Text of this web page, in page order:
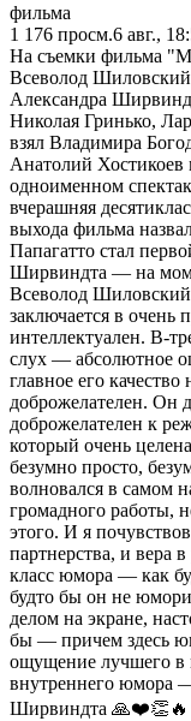
фильма
1 176 просм.6 авг.,
На съемки фильма
Всеволод Шиловский
Александра
Николая Гринько,
взял Владимира
Анатолий Хостикоев
одноименном
вчерашняя
выхода фильма
Папагатто стал
Ширвиндта — на
Всеволод
заключается в
интеллектуален. В-
слух — абсолютное
главное его
доброжелателен. Он
доброжелателен к
который очень
безумно просто,
волновался в самом
громадного работы,
этого. И я
партнерства, и вера
класс юмора — как
будто бы он не
делом на экране,
бы — причем здесь
ощущение лучшего в
внутреннего юмора
Ширвиндта 🙏❤️👏🔥